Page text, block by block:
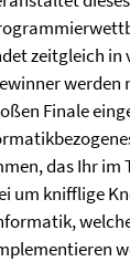
zeitgleich in
werden
Finale
das Ihr im
um knifflige